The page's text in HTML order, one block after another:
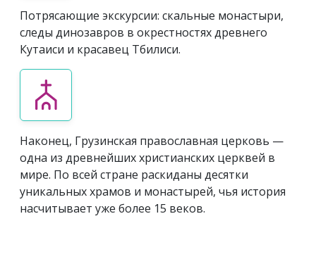
Потрясающие экскурсии: скальные монастыри,
следы динозавров в окрестностях древнего
Кутаиси и красавец Тбилиси.
Наконец, Грузинская православная церковь —
одна из древнейших христианских церквей в
мире. По всей стране раскиданы десятки
уникальных храмов и монастырей, чья история
насчитывает уже более 15 веков.